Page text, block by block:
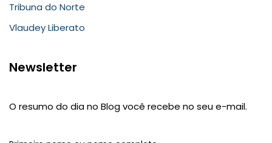
Tribuna do Norte
Vlaudey Liberato
Newsletter
O resumo do dia no Blog você recebe no seu e-mail.